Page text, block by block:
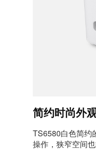
简约时尚外
TS6580白色简约
操作，狭窄空间